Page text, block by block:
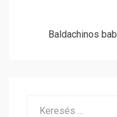
Baldachinos